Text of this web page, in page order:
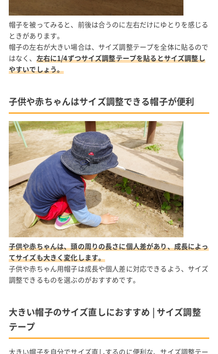
帽子を被ってみると、前後は合うのに左右だけにゆとりを感じる
ときがあります。
帽子の左右が大きい場合は、サイズ調整テープを全体に貼るので
はなく、 左右に1/4ずつサイズ調整テープを貼るとサイズ調整し
やすいでしょう。
子供や赤ちゃんはサイズ調整できる帽子が便利
子供や赤ちゃんは、頭の周りの長さに個人差があり、成長によっ
てサイズも大きく変化します。
子供や赤ちゃん用帽子は成長や個人差に対応できるよう、サイズ
調整できるものを選ぶのがおすすめです。
大きい帽子のサイズ直しにおすすめ | サイズ調整
テープ
大きい帽子を自分でサイズ直しするのに便利な、サイズ調整テー